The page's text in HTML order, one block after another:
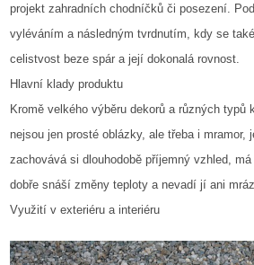
projekt zahradních chodníčků či posezení.
vyléváním a následným tvrdnutím, kdy se
celistvost beze spár a její dokonalá rovnost.
Hlavní klady produktu
Kromě velkého výběru dekorů a různých typů
nejsou jen prosté oblázky, ale třeba i mramor,
zachovává si dlouhodobě příjemný vzhled,
dobře snáší změny teploty a nevadí jí ani
Využití v exteriéru a interiéru